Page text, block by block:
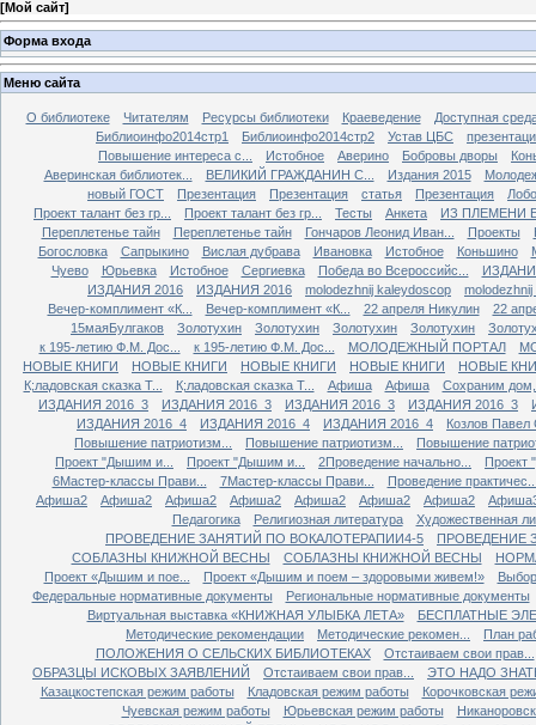
[Мой сайт]
Форма входа
Меню сайта
О библиотеке Читателям Ресурсы библиотеки Краеведение
Доступная
Библиоинфо2014стр1
Библиоинфо2014стр2 Устав ЦБС
Повышение интереса с...
Истобное Аверино Бобровы дворы
Аверинская библиотек...
ВЕЛИКИЙ ГРАЖДАНИН С... Издания 2015
новый ГОСТ
Презентация Презентация статья Презентация
Проект талант без гр...
Проект талант без гр... Тесты Анкета
ИЗ ПЛЕМЕНИ
Переплетенье тайн
Переплетенье тайн Гончаров Леонид Иван... Проекты
Богословка
Сапрыкино Вислая дубрава Ивановка Истобное Коньшино
Чуево
Юрьевка Истобное Сергиевка Победа во Всероссийс...
ИЗДАНИЯ 2016
ИЗДАНИЯ 2016 molodezhnij kaleydoscop
Вечер-комплимент «К...
Вечер-комплимент «К... 22 апреля Никулин
22
15маяБулгаков
Золотухин Золотухин Золотухин Золотухин
к 195-летию Ф.М. Дос...
к 195-летию Ф.М. Дос... МОЛОДЕЖНЫЙ ПОРТАЛ
НОВЫЕ КНИГИ
НОВЫЕ КНИГИ НОВЫЕ КНИГИ НОВЫЕ КНИГИ
НОВЫЕ
К;ладовская сказка Т...
К;ладовская сказка Т... Афиша Афиша
Сохраним дом,
ИЗДАНИЯ 2016_3
ИЗДАНИЯ 2016_3 ИЗДАНИЯ 2016_3 ИЗДАНИЯ 2016_3
ИЗДАНИЯ 2016_4
ИЗДАНИЯ 2016_4 ИЗДАНИЯ 2016_4
Козлов
Повышение патриотизм...
Повышение патриотизм...
Повышение
Проект "Дышим и...
Проект "Дышим и... 2Проведение начально...
Проект
6Мастер-классы Прави...
7Мастер-классы Прави...
Проведение
Афиша2
Афиша2 Афиша2 Афиша2 Афиша2 Афиша2 Афиша2
Педагогика
Религиозная литература
Художественная
ПРОВЕДЕНИЕ ЗАНЯТИЙ ПО ВОКАЛОТЕРАПИИ4-5
ПРОВЕДЕНИЕ
СОБЛАЗНЫ КНИЖНОЙ ВЕСНЫ
СОБЛАЗНЫ КНИЖНОЙ ВЕСНЫ
Проект «Дышим и пое...
Проект «Дышим и поем – здоровыми живем!»
Федеральные нормативные документы
Региональные нормативные документы
Виртуальная выставка «КНИЖНАЯ УЛЫБКА ЛЕТА»
БЕСПЛАТНЫЕ
Методические рекомендации
Методические рекомен...
План
ПОЛОЖЕНИЯ О СЕЛЬСКИХ БИБЛИОТЕКАХ
Отстаиваем свои прав...
ОБРАЗЦЫ ИСКОВЫХ ЗАЯВЛЕНИЙ
Отстаиваем свои прав...
ЭТО НАДО
Казацкостепская режим работы
Кладовская режим работы
Корочковская
Чуевская режим работы
Юрьевская режим работы